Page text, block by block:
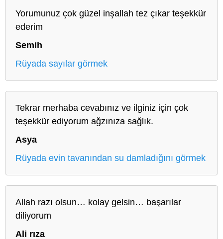
Yorumunuz çok güzel inşallah tez çıkar teşekkür
ederim
Semih
Rüyada sayılar görmek
Tekrar merhaba cevabınız ve ilginiz için çok
teşekkür ediyorum ağzınıza sağlık.
Asya
Rüyada evin tavanından su damladığını görmek
Allah razı olsun… kolay gelsin… başarılar
diliyorum
Ali rıza